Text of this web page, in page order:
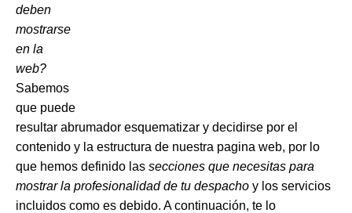
deben
mostrarse
en la
web?
Sabemos
que puede
resultar abrumador esquematizar y decidirse por el
contenido y la estructura de nuestra pagina web, por lo
que hemos definido las secciones que necesitas para
mostrar la profesionalidad de tu despacho y los servicios
incluidos como es debido. A continuación, te lo